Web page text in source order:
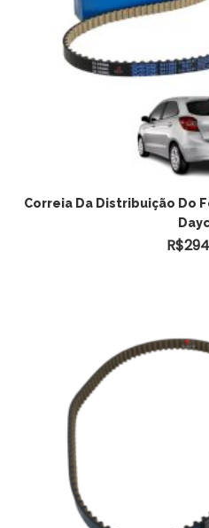
ADICIONAR
Correia Da Distribuição Do
R$